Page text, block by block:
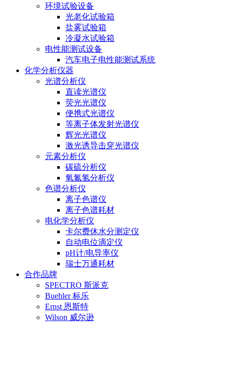
环境试验设备
光老化试验箱
盐雾试验箱
冷凝水试验箱
电性能测试设备
汽车电子电性能测试系统
化学分析仪器
光谱分析仪
直读光谱仪
荧光光谱仪
便携式光谱仪
等离子体发射光谱仪
辉光光谱仪
激光诱导击穿光谱仪
元素分析仪
碳硫分析仪
氧氮氢分析仪
色谱分析仪
离子色谱仪
离子色谱耗材
电化学分析仪
卡尔费休水分测定仪
自动电位滴定仪
pH计/电导率仪
瑞士万通耗材
合作品牌
SPECTRO 斯派克
Buehler 标乐
Ernst 恩斯特
Wilson 威尔逊